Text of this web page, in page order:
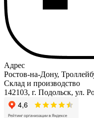
Адрес
Ростов-на-Дону,
Склад и производство
142103, г. Подольск, ул.